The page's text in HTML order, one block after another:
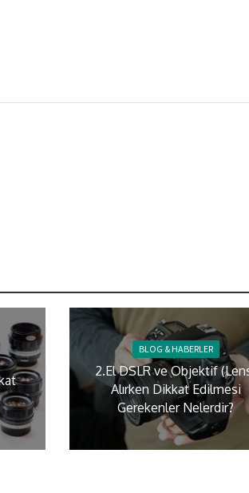
BLOG & HABERLER
2.El DSLR ve Objektif
Alırken Dikkat Edilmesi
Gerekenler Nelerdir?